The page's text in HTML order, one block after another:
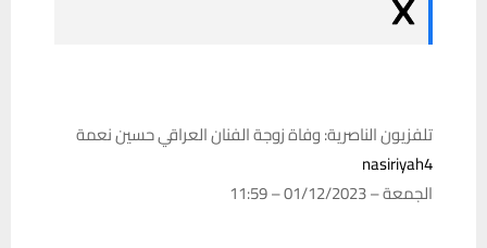
تلفزيون الناصرية: وفاة زوجة الفنان العراقي حسين نعمة
nasiriyah4
الجمعة – 01/12/2023 – 11:59